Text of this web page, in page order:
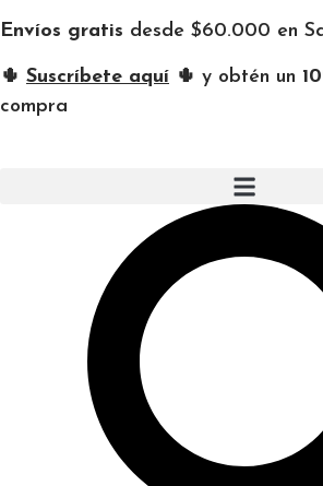
Envíos gratis desde $60.000 en
🌵 Suscríbete aquí 🌵 y obtén un
compra